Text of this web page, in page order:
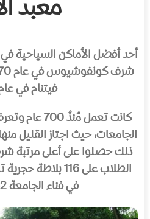
معبد
أحد أفضل الأماكن السياحية
فيتنام في عام
كانت تعمل
الجامعات، حيث اجتاز القليل
ذلك حصلوا على أعلى مرتبة
الطلاب على 116
في فناء الجامعة 82 محفوظة.